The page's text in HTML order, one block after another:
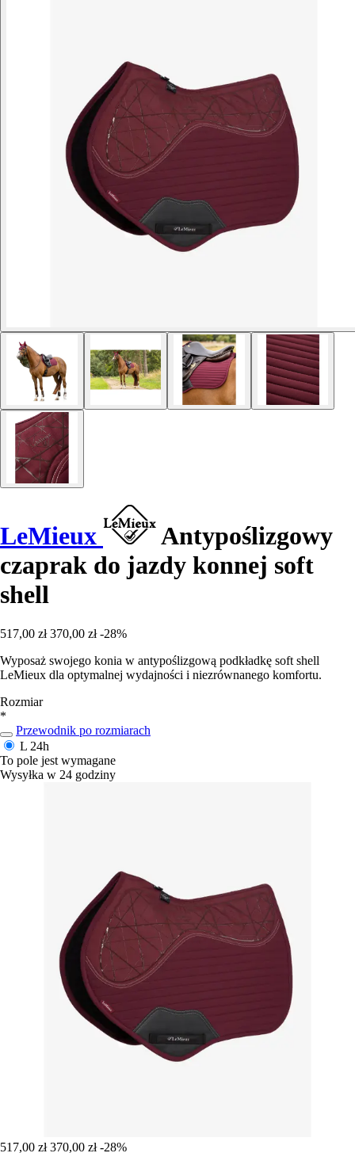
LeMieux
Antypoślizgowy
czaprak do jazdy konnej soft
shell
517,00 zł 370,00 zł -28%
Wyposaż swojego konia w antypoślizgową podkładkę soft shell
LeMieux dla optymalnej wydajności i niezrównanego komfortu.
Rozmiar
*
Przewodnik po rozmiarach
L 24h
To pole jest wymagane
Wysyłka w 24 godziny
517,00 zł 370,00 zł -28%